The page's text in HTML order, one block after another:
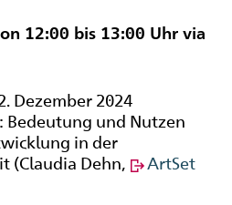
12:00 bis 13:00 Uhr via
Dezember 2024
Bedeutung und Nutzen
in der
(Claudia Dehn,
ArtSet